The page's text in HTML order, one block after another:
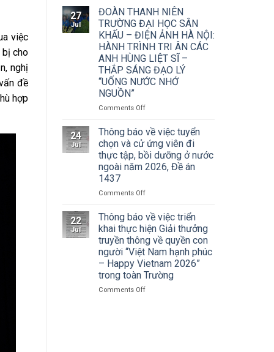
việc
bị cho
nghị
đề
hợp
của
Tạp
chí
Mỹ
thuật
về
Cuộc
thi
và
Giải
thưởng
Tô
Ngọc
Vân
thứ
năm
2026,
chủ
đề
“Sắc
màu
Kỷ
nguyên
Đại
học
Sân
khấu
–
Điện
ảnh
Hà
nghị
toàn
quốc
quán
nghị
lần
thứ
ba
Ban
Chấp
hành
Trung
27
Jul
ĐOÀN THANH NIÊN
TRƯỜNG ĐẠI HỌC SÂN
KHẤU – ĐIỆN ẢNH HÀ NỘI:
HÀNH TRÌNH TRI ÂN CÁC
ANH HÙNG LIỆT SĨ –
THẮP SÁNG ĐẠO LÝ
“UỐNG NƯỚC NHỚ
NGUỒN”
Comments Offon
THANH
NIÊN
TRƯỜNG
ĐẠI
HỌC
KHẤU
ĐIỆN
ẢNH
HÀ
NỘI:
HÀNH
TRÌNH
TRI
24
Jul
Thông báo về việc tuyển
chọn và cử ứng viên đi
thực tập, bồi dưỡng ở nước
ngoài năm 2026, Đề án
1437
Comments Offon
báo
về
việc
tuyển
chọn
và
cử
ứng
22
Jul
Thông báo về việc triển
khai thực hiện Giải thưởng
truyền thông về quyền con
người “Việt Nam hạnh phúc
– Happy Vietnam 2026”
trong toàn Trường
Comments Offon